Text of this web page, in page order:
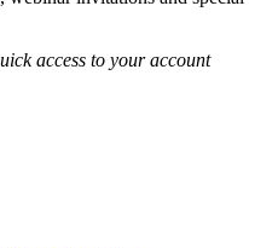
access to your account